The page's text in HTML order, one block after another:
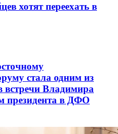
хотят переехать в
стала одним из
встречи Владимира
президента в ДФО